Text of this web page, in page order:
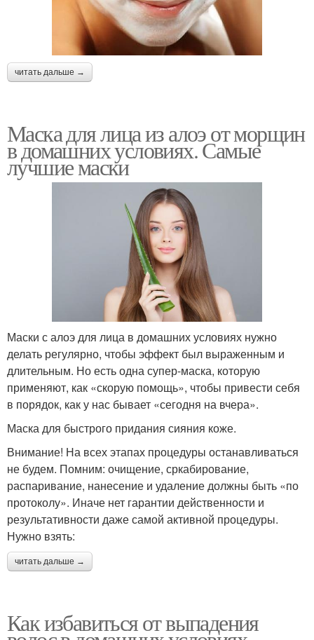
читать дальше →
Маска для лица из алоэ от морщин
в домашних условиях. Самые
лучшие маски
Маски с алоэ для лица в домашних условиях нужно
делать регулярно, чтобы эффект был выраженным и
длительным. Но есть одна супер-маска, которую
применяют, как «скорую помощь», чтобы привести себя
в порядок, как у нас бывает «сегодня на вчера».
Маска для быстрого придания сияния коже.
Внимание! На всех этапах процедуры останавливаться
не будем. Помним: очищение, сркабирование,
распаривание, нанесение и удаление должны быть «по
протоколу». Иначе нет гарантии действенности и
результативности даже самой активной процедуры.
Нужно взять:
читать дальше →
Как избавиться от выпадения